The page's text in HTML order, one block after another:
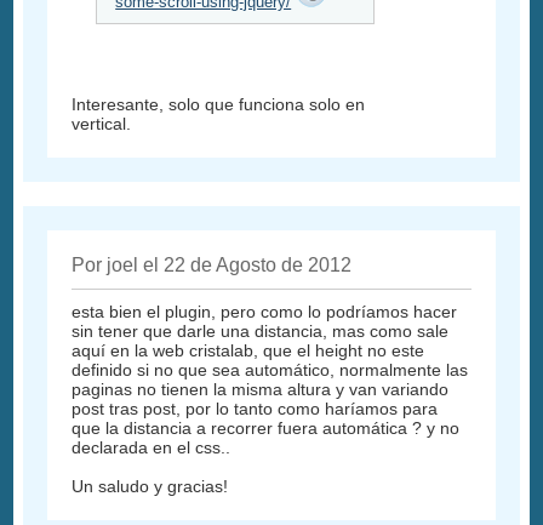
Interesante, solo que funciona solo en
vertical.
Por joel el 22 de Agosto de 2012
esta bien el plugin, pero como lo podríamos hacer
sin tener que darle una distancia, mas como sale
aquí en la web cristalab, que el height no este
definido si no que sea automático, normalmente las
paginas no tienen la misma altura y van variando
post tras post, por lo tanto como haríamos para
que la distancia a recorrer fuera automática ? y no
declarada en el css..
Un saludo y gracias!